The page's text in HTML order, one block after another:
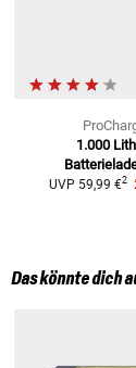
1.000
UVP 59,99 €2
Das könnte dich